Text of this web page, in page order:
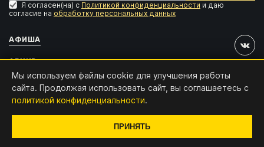
Мы используем файлы cookie для улучшения работы
сайта. Продолжая использовать сайт, вы соглашаетесь с
политикой конфиденциальности.
ПРИНЯТЬ
Я согласен(на) с Политикой конфиденциальности и даю
согласие на обработку персональных данных
АФИША
АРХИВ
АККРЕДИТАЦИЯ
КОНТАКТЫ
x4.digital